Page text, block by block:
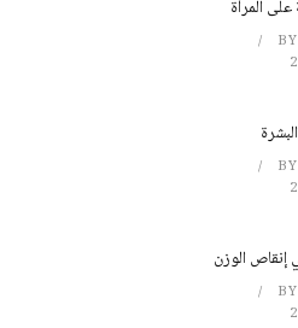
المرأة
BY
BY
إنقاص الوزن
BY